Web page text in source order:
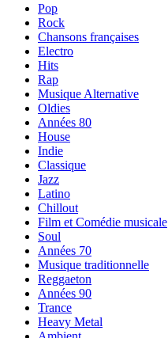
Pop
Rock
Chansons françaises
Electro
Hits
Rap
Musique Alternative
Oldies
Années 80
House
Indie
Classique
Jazz
Latino
Chillout
Film et Comédie musicale
Soul
Années 70
Musique traditionnelle
Reggaeton
Années 90
Trance
Heavy Metal